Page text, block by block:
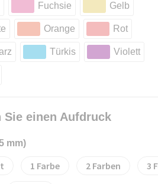
Fuchsie Gelb
Orange Rot
Türkis Violett
Sie einen Aufdruck
mm)
1 2 3